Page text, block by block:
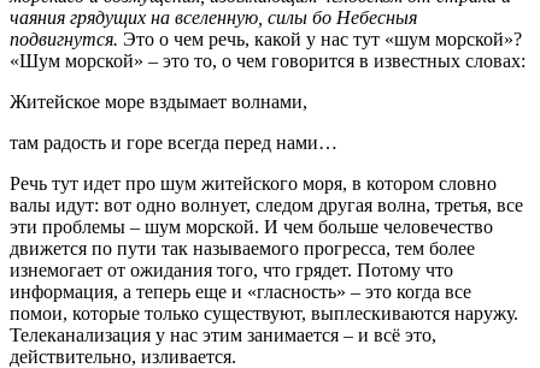
чаяния грядущих на вселенную, силы бо Небесныя
подвигнутся. Это о чем речь, какой у нас тут «шум морской»?
«Шум морской» – это то, о чем говорится в известных словах:
Житейское море вздымает волнами,
там радость и горе всегда перед нами…
Речь тут идет про шум житейского моря, в котором словно
валы идут: вот одно волнует, следом другая волна, третья, все
эти проблемы – шум морской. И чем больше человечество
движется по пути так называемого прогресса, тем более
изнемогает от ожидания того, что грядет. Потому что
информация, а теперь еще и «гласность» – это когда все
помои, которые только существуют, выплескиваются наружу.
Телеканализация у нас этим занимается – и всё это,
действительно, изливается.